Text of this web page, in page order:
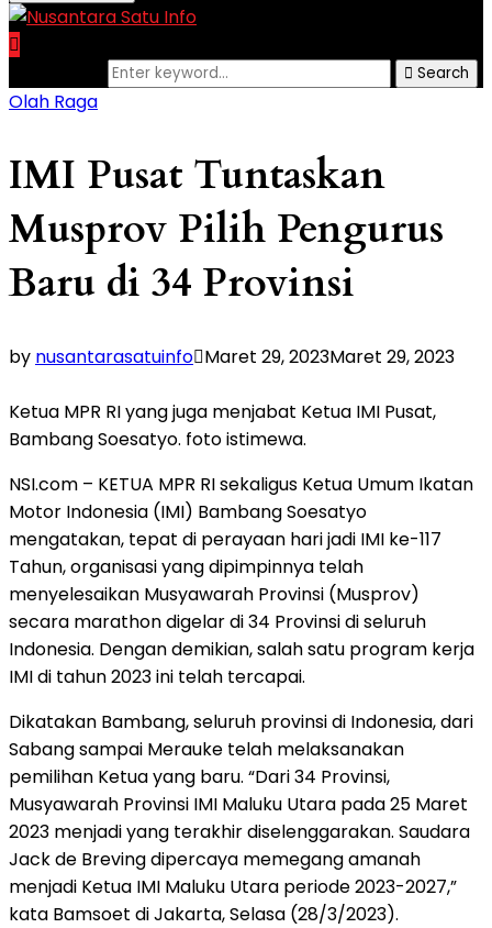
Search
Olah Raga
IMI Pusat Tuntaskan
Musprov Pilih Pengurus
Baru di 34 Provinsi
by nusantarasatuinfo Maret 29, 2023Maret 29, 2023
Ketua MPR RI yang juga menjabat Ketua IMI Pusat,
Bambang Soesatyo. foto istimewa.
NSI.com – KETUA MPR RI sekaligus Ketua Umum Ikatan
Motor Indonesia (IMI) Bambang Soesatyo
mengatakan, tepat di perayaan hari jadi IMI ke-117
Tahun, organisasi yang dipimpinnya telah
menyelesaikan Musyawarah Provinsi (Musprov)
secara marathon digelar di 34 Provinsi di seluruh
Indonesia. Dengan demikian, salah satu program kerja
IMI di tahun 2023 ini telah tercapai.
Dikatakan Bambang, seluruh provinsi di Indonesia, dari
Sabang sampai Merauke telah melaksanakan
pemilihan Ketua yang baru. “Dari 34 Provinsi,
Musyawarah Provinsi IMI Maluku Utara pada 25 Maret
2023 menjadi yang terakhir diselenggarakan. Saudara
Jack de Breving dipercaya memegang amanah
menjadi Ketua IMI Maluku Utara periode 2023-2027,”
kata Bamsoet di Jakarta, Selasa (28/3/2023).